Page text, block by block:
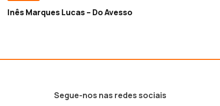
Inês Marques Lucas – Do Avesso
Segue-nos nas redes sociais